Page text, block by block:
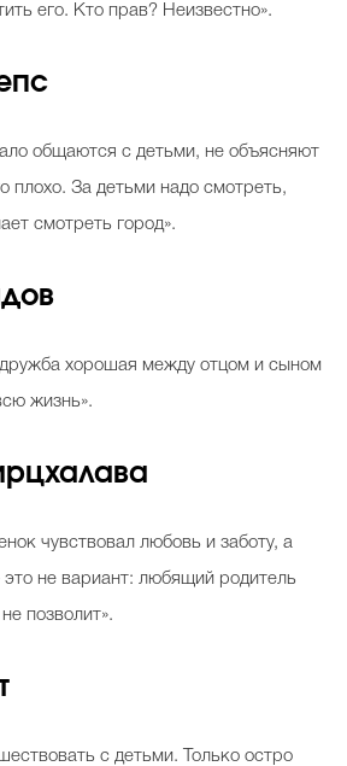
его. Кто прав? Неизвестно».
общаются с детьми, не объясняют
плохо. За детьми надо смотреть,
смотреть город».
хорошая между отцом и сыном
жизнь».
чувствовал любовь и заботу, а
это не вариант: любящий родитель
позволит».
с детьми. Только остро